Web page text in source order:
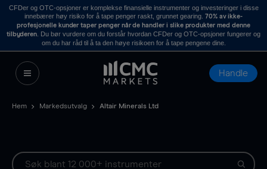
CFDer og OTC-opsjoner er komplekse finansielle instrumenter og investeringer i disse
innebærer høy risiko for å tape penger raskt, grunnet gearing. 70% av ikke-
profesjonelle kunder taper penger når de handler i slike produkter med denne
tilbyderen . Du bør vurdere om du forstår hvordan CFDer og OTC-opsjoner fungerer og
om du har råd til å ta den høye risikoen for å tape pengene dine.
Handle
Hem Markedsutvalg Altair Minerals Ltd